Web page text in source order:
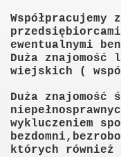
Współpracujemy
ewentualnymi
Duża znajomość
wiejskich (
Duża znajomość
wykluczeniem
którychzaczynamy